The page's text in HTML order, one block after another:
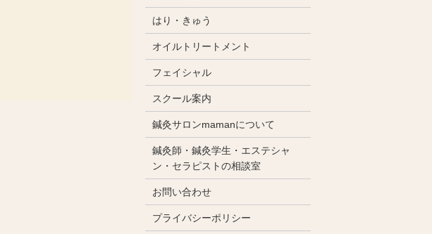
はり・きゅう
オイルトリートメント
フェイシャル
スクール案内
鍼灸サロンmamanについて
鍼灸師・鍼灸学生・エステシャ
ン・セラピストの相談室
お問い合わせ
プライバシーポリシー